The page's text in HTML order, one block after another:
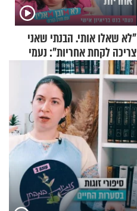
"לא שאלו אותי. הבנתי שאני
צריכה לקחת אחריות": נעמי
בנט בריאיון אישי